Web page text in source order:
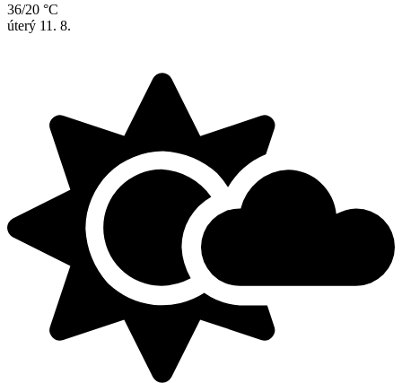
36/20 °C
úterý 11. 8.